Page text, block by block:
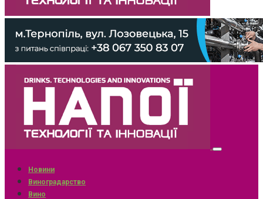
Новини
Виноградарство
Вино